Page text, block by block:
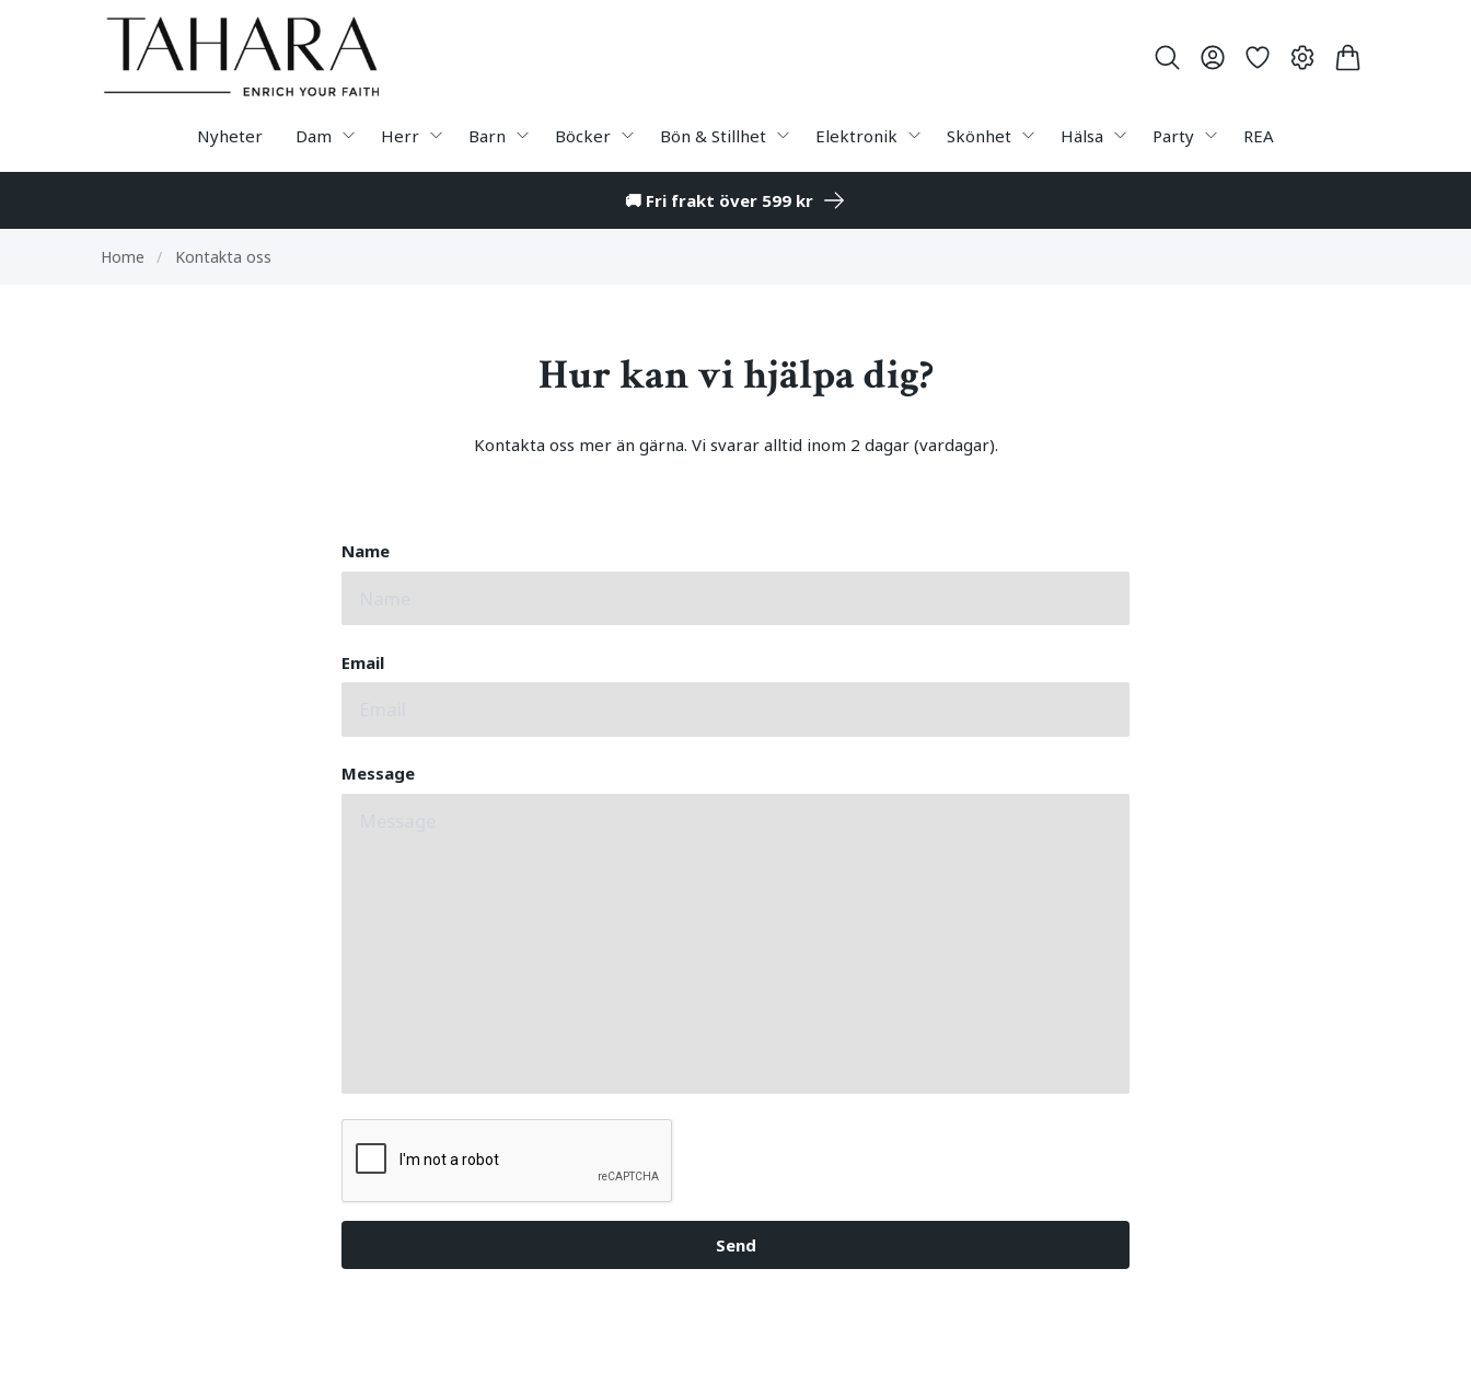
Nyheter Dam Herr Barn Böcker Bön & Stillhet Elektronik Skönhet Hälsa Party REA
🚚 Fri frakt över 599 kr
Home / Kontakta oss
Hur kan vi hjälpa dig?
Kontakta oss mer än gärna. Vi svarar alltid inom 2 dagar (vardagar).
Name
Email
Message
Send